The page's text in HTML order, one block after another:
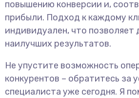
повышению конверсии и,
прибыли. Подход к каждому
индивидуален, что позволяет
наилучших результатов.
Не упустите возможность
конкурентов – обратитесь за
специалиста уже сегодня. Я